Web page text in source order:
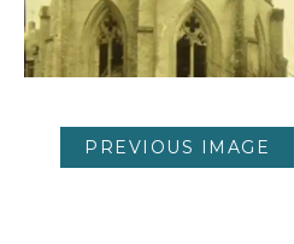
PREVIOUS IMAGE